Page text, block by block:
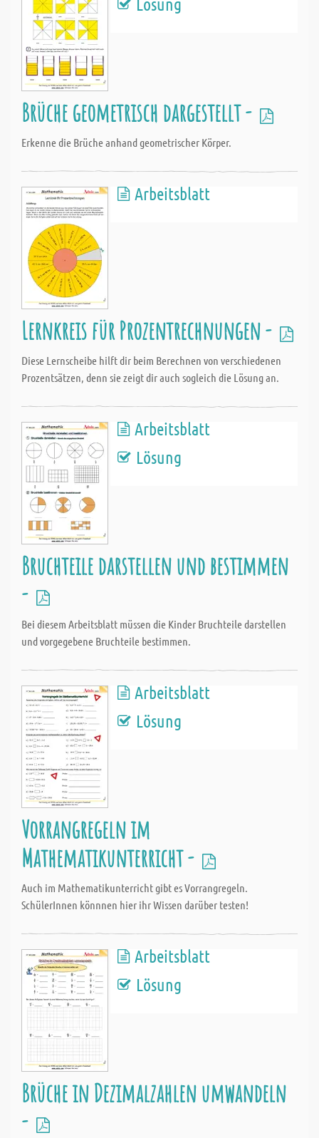
Brüche geometrisch dargestellt -
Erkenne die Brüche anhand geometrischer Körper.
Arbeitsblatt
Lernkreis für Prozentrechnungen -
Diese Lernscheibe hilft dir beim Berechnen von verschiedenen
Prozentsätzen, denn sie zeigt dir auch sogleich die Lösung an.
Arbeitsblatt
Lösung
Bruchteile darstellen und bestimmen
-
Bei diesem Arbeitsblatt müssen die Kinder Bruchteile darstellen
und vorgegebene Bruchteile bestimmen.
Arbeitsblatt
Lösung
Vorrangregeln im
Mathematikunterricht -
Auch im Mathematikunterricht gibt es Vorrangregeln.
SchülerInnen könnnen hier ihr Wissen darüber testen!
Arbeitsblatt
Lösung
Brüche in Dezimalzahlen umwandeln
-